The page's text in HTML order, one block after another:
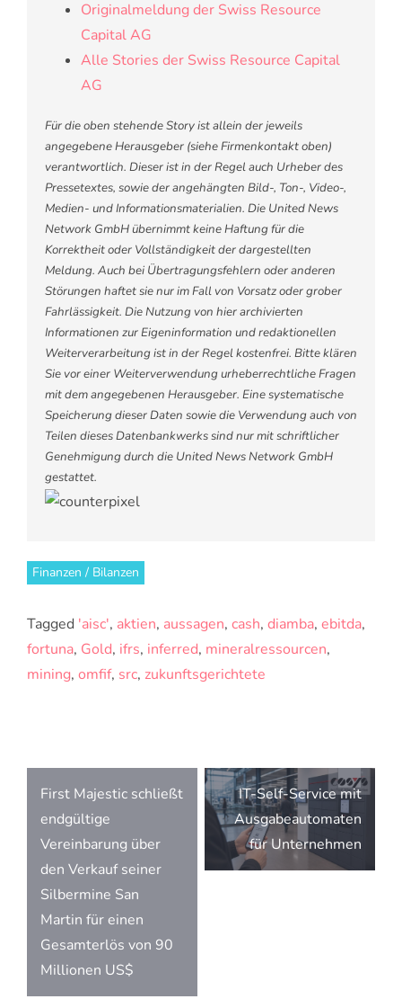
Originalmeldung der Swiss Resource
Capital AG
Alle Stories der Swiss Resource Capital
AG
Für die oben stehende Story ist allein der jeweils
angegebene Herausgeber (siehe Firmenkontakt oben)
verantwortlich. Dieser ist in der Regel auch Urheber des
Pressetextes, sowie der angehängten Bild-, Ton-, Video-,
Medien- und Informationsmaterialien. Die United News
Network GmbH übernimmt keine Haftung für die
Korrektheit oder Vollständigkeit der dargestellten
Meldung. Auch bei Übertragungsfehlern oder anderen
Störungen haftet sie nur im Fall von Vorsatz oder grober
Fahrlässigkeit. Die Nutzung von hier archivierten
Informationen zur Eigeninformation und redaktionellen
Weiterverarbeitung ist in der Regel kostenfrei. Bitte klären
Sie vor einer Weiterverwendung urheberrechtliche Fragen
mit dem angegebenen Herausgeber. Eine systematische
Speicherung dieser Daten sowie die Verwendung auch von
Teilen dieses Datenbankwerks sind nur mit schriftlicher
Genehmigung durch die United News Network GmbH
gestattet.
Finanzen / Bilanzen
Tagged 'aisc', aktien, aussagen, cash, diamba, ebitda,
fortuna, Gold, ifrs, inferred, mineralressourcen,
mining, omfif, src, zukunftsgerichtete
Beitragsnavigation
First Majestic schließt
endgültige
Vereinbarung über
den Verkauf seiner
Silbermine San
Martin für einen
Gesamterlös von 90
Millionen US$
IT-Self-Service mit
Ausgabeautomaten
für Unternehmen